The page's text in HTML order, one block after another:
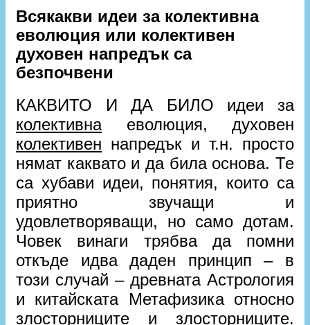
Всякакви идеи за колективна
еволюция или колективен
духовен напредък са
безпочвени
КАКВИТО И ДА БИЛО идеи за
колективнаеволюция, духовен
колективен напредък и т.н. просто
нямат каквато и да била основа. Те
са хубави идеи, понятия, които са
приятно звучащи и
удовлетворяващи, но само дотам.
Човек винаги трябва да помни
откъде идва даден принцип – в
този случай – древната Астрология
и китайската Метафизика относно
злосторниците и злосторниците.